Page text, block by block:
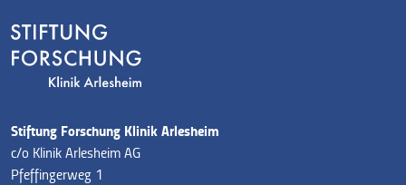
Stiftung Forschung Klinik Arlesheim
c/o Klinik Arlesheim AG
Pfeffingerweg 1